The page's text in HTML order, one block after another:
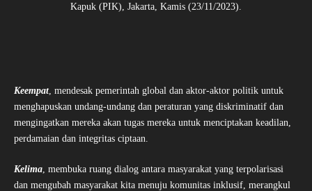
Kapuk (PIK), Jakarta, Kamis (23/11/2023).
Keempat, mendesak pemerintah global dan aktor-aktor politik untuk
menghapuskan undang-undang dan peraturan yang diskriminatif dan
mengingatkan mereka akan tugas mereka untuk menciptakan keadilan,
perdamaian dan integritas ciptaan.
Kelima , membuka ruang dialog antara masyarakat yang terpolarisasi
dan mengubah masyarakat kita menuju komunitas inklusif, merangkul